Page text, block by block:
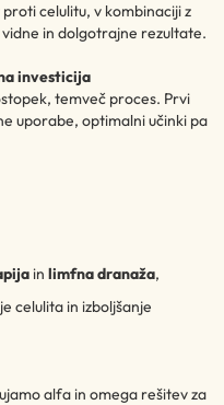
celulitu, v kombinaciji z
in dolgotrajne rezultate.
investicija
temveč proces. Prvi
uporabe, optimalni učinki pa
in limfna dranaža,
celulita in izboljšanje
alfa in omega rešitev za